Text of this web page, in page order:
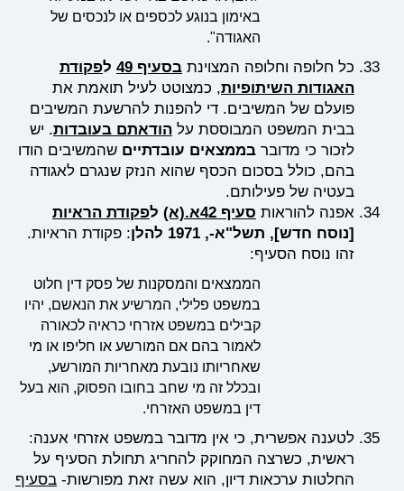
באימון בנוגע לכספים או לנכסים של
האגודה".
כל חלופה וחלופה המצוינת בסעיף 49 לפקודת
האגודות השיתופיות, כמצוטט לעיל תואמת את
פועלם של המשיבים. די להפנות להרשעת המשיבים
בבית המשפט המבוססת על הודאתם בעובדות. יש
לזכור כי מדובר בממצאים עובדתיים שהמשיבים הודו
בהם, כולל בסכום הכסף שהוא הנזק שנגרם לאגודה
בעטיה של פעילותם.
אפנה להוראות סעיף 42א.(א) לפקודת הראיות
[נוסח חדש], תשל"א-, 1971 להלן
: פקודת הראיות.
זהו נוסח הסעיף:
הממצאים והמסקנות של פסק דין חלוט
במשפט פלילי, המרשיע את הנאשם, יהיו
קבילים במשפט אזרחי כראיה לכאורה
לאמור בהם אם המורשע או חליפו או מי
שאחריותו נובעת מאחריות המורשע,
ובכלל זה מי שחב בחובו הפסוק, הוא בעל
דין במשפט האזרחי.
לטענה אפשרית, כי אין מדובר במשפט אזרחי אענה:
ראשית, כשרצה המחוקק להחריג תחולת הסעיף על
החלטות ערכאות דיון, הוא עשה זאת מפורשות- בסעיף